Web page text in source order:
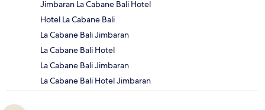
Jimbaran La Cabane Bali Hotel
Hotel La Cabane Bali
La Cabane Bali Jimbaran
La Cabane Bali Hotel
La Cabane Bali Jimbaran
La Cabane Bali Hotel Jimbaran